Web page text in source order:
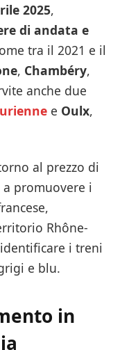
2025,
di andata e
tra il 2021 e il
, Chambéry,
anche due
e Oulx,
al prezzo di
promuovere i
Rhône-
i treni
e blu.
in